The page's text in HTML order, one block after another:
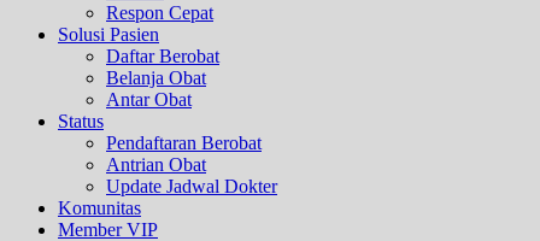
Respon Cepat
Solusi Pasien
Daftar Berobat
Belanja Obat
Antar Obat
Status
Pendaftaran Berobat
Antrian Obat
Update Jadwal Dokter
Komunitas
Member VIP